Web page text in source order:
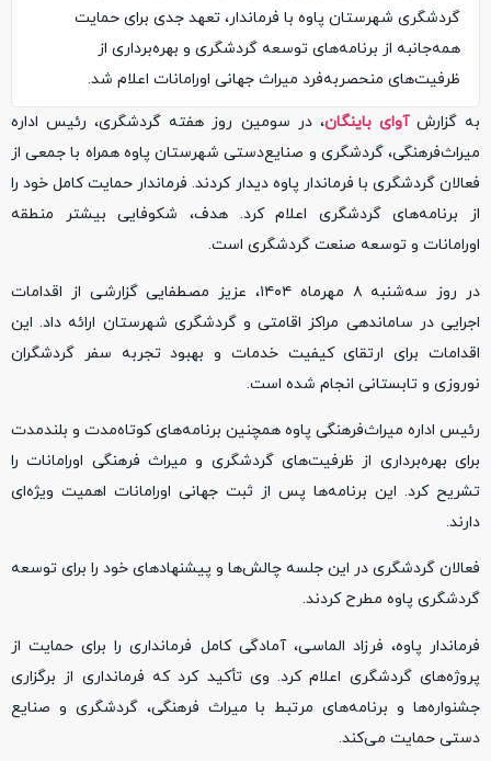
گردشگری شهرستان پاوه با فرماندار، تعهد جدی برای حمایت
همه‌جانبه از برنامه‌های توسعه گردشگری و بهره‌برداری از
ظرفیت‌های منحصربه‌فرد میراث جهانی اورامانات اعلام شد.
به گزارشآوای باینگان، در سومین روز هفته گردشگری، رئیس اداره
میراث‌فرهنگی، گردشگری و صنایع‌دستی شهرستان پاوه همراه با جمعی از
فعالان گردشگری با فرماندار پاوه دیدار کردند. فرماندار حمایت کامل خود را
از برنامه‌های گردشگری اعلام کرد. هدف، شکوفایی بیشتر منطقه
اورامانات و توسعه صنعت گردشگری است.
در روز سه‌شنبه ۸ مهرماه ۱۴۰۴، عزیز مصطفایی گزارشی از اقدامات
اجرایی در ساماندهی مراکز اقامتی و گردشگری شهرستان ارائه داد. این
اقدامات برای ارتقای کیفیت خدمات و بهبود تجربه سفر گردشگران
نوروزی و تابستانی انجام شده است.
رئیس اداره میراث‌فرهنگی پاوه همچنین برنامه‌های کوتاه‌مدت و بلندمدت
برای بهره‌برداری از ظرفیت‌های گردشگری و میراث فرهنگی اورامانات را
تشریح کرد. این برنامه‌ها پس از ثبت جهانی اورامانات اهمیت ویژه‌ای
دارند.
فعالان گردشگری در این جلسه چالش‌ها و پیشنهادهای خود را برای توسعه
گردشگری پاوه مطرح کردند.
فرماندار پاوه، فرزاد الماسی، آمادگی کامل فرمانداری را برای حمایت از
پروژه‌های گردشگری اعلام کرد. وی تأکید کرد که فرمانداری از برگزاری
جشنواره‌ها و برنامه‌های مرتبط با میراث فرهنگی، گردشگری و صنایع
دستی حمایت می‌کند.